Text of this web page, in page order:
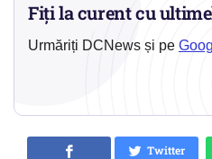
Fiți la curent cu
Urmăriți DCNews și pe
Twitter